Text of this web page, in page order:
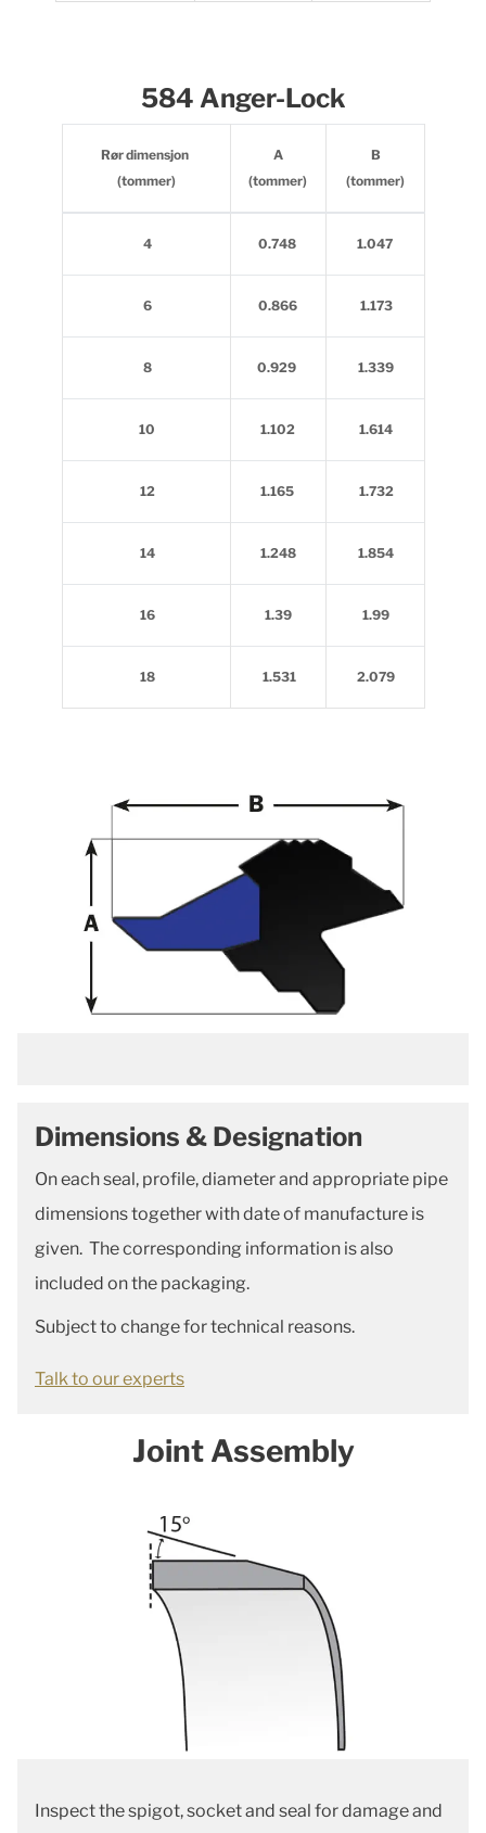
584 Anger-Lock
Rør dimensjon
(tommer)
A
(tommer)
B
(tommer)
4 0.748 1.047
6 0.866 1.173
8 0.929 1.339
10 1.102 1.614
12 1.165 1.732
14 1.248 1.854
16 1.39 1.99
18 1.531 2.079
Dimensions & Designation
On each seal, profile, diameter and appropriate pipe
dimensions together with date of manufacture is
given. The corresponding information is also
included on the packaging.
Subject to change for technical reasons.
Talk to our experts
Joint Assembly
Inspect the spigot, socket and seal for damage and